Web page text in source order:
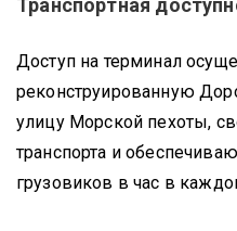
Транспортная
Доступ на терминал
реконструированную
улицу Морской пехоты,
транспорта и
грузовиков в час в